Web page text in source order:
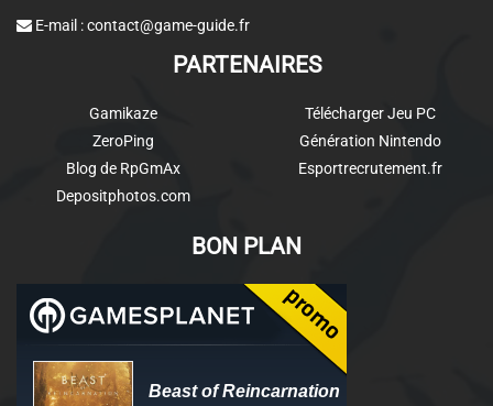
E-mail :contact@game-guide.fr
PARTENAIRES
Gamikaze
ZeroPing
Blog de RpGmAx
Depositphotos.com
Télécharger Jeu PC
Génération Nintendo
Esportrecrutement.fr
BON PLAN